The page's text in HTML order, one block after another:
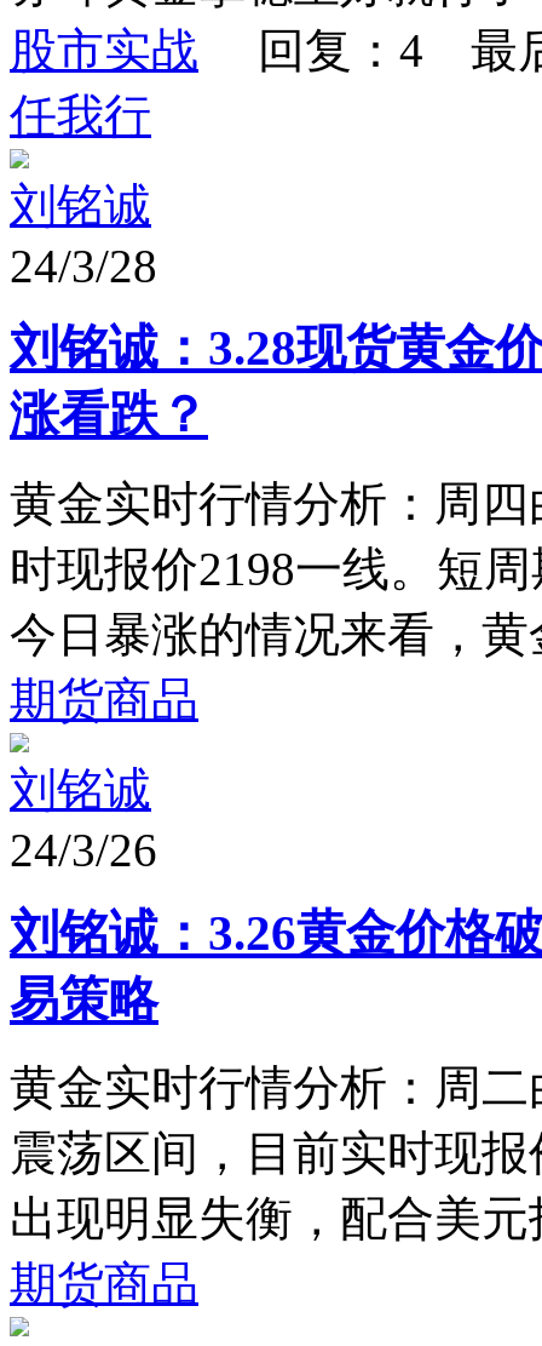
股市实战 回复：4 最
任我行
刘铭诚
24/3/28
刘铭诚：3.28现货黄金
涨看跌？
黄金实时行情分析：周
时现报价2198一线。短
今日暴涨的情况来看，
期货商品
刘铭诚
24/3/26
刘铭诚：3.26黄金价格
易策略
黄金实时行情分析：周
震荡区间，目前实时现
出现明显失衡，配合美
期货商品